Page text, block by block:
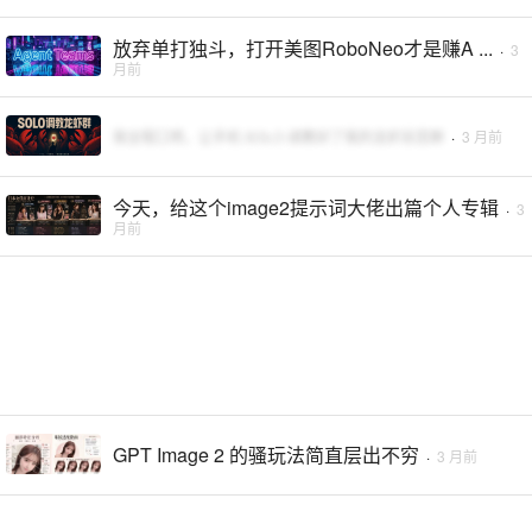
放弃单打独斗，打开美图RoboNeo才是赚A ... · 3
月前
· 3 月前
今天，给这个image2提示词大佬出篇个人专辑 · 3
月前
GPT Image 2 的骚玩法简直层出不穷 · 3 月前